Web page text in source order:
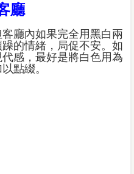
廳
廳內如果完全用黑白兩
的情緒，局促不安。如
感，最好是將白色用為
點綴。